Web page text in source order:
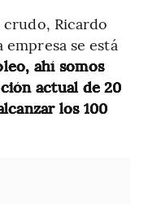
Ricardo
se está
ahí somos
actual de 20
los 100